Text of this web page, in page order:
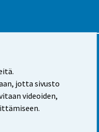
jotta sivusto
videoiden,